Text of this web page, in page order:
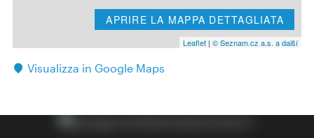
APRIRE LA MAPPA DETTAGLIATA
Leaflet | © Seznam.cz a.s. a další
Visualizza in Google Maps